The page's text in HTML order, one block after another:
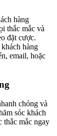
hàng
thắc mắc và
đặt cược.
hàng
email, hoặc
chóng và
sóc khách
thắc mắc ngay